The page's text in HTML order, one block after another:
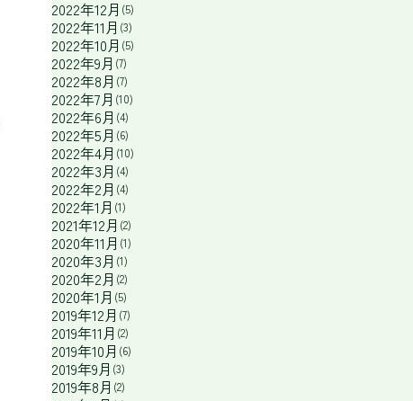
2022年12月 (5)
2022年11月 (3)
2022年10月 (5)
2022年9月 (7)
2022年8月 (7)
2022年7月 (10)
2022年6月 (4)
2022年5月 (6)
2022年4月 (10)
2022年3月 (4)
2022年2月 (4)
2022年1月 (1)
2021年12月 (2)
2020年11月 (1)
2020年3月 (1)
2020年2月 (2)
2020年1月 (5)
2019年12月 (7)
2019年11月 (2)
2019年10月 (6)
2019年9月 (3)
2019年8月 (2)